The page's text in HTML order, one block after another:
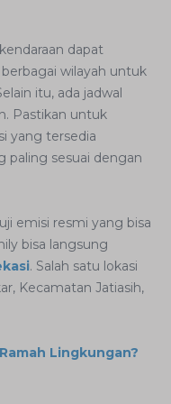
dapat
wilayah untuk
itu, ada jadwal
Pastikan untuk
yang tersedia
paling sesuai dengan
emisi resmi yang bisa
bisa langsung
. Salah satu lokasi
Kecamatan Jatiasih,
Lingkungan?